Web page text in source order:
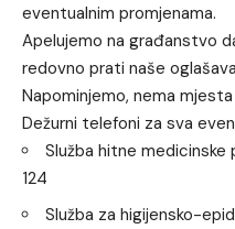
eventualnim promjenama.
Apelujemo na građanstvo
redovno prati naše
Napominjemo, nema
Dežurni telefoni za sva
Služba hitne
124
Služba za higijensko-